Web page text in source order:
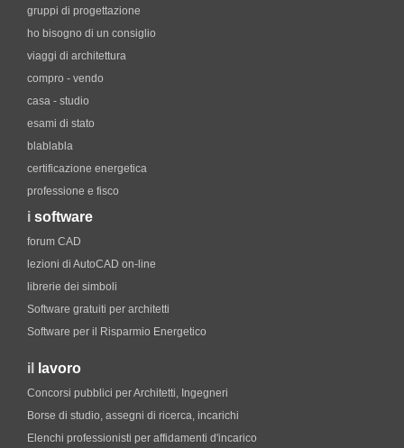
gruppi di progettazione
ho bisogno di un consiglio
viaggi di architettura
compro - vendo
casa - studio
esami di stato
blablabla
certificazione energetica
professione e fisco
i software
forum CAD
lezioni di AutoCAD on-line
librerie dei simboli
Software gratuiti per architetti
Software per il Risparmio Energetico
il lavoro
Concorsi pubblici per Architetti, Ingegneri
Borse di studio, assegni di ricerca, incarichi
Elenchi professionisti per affidamenti d'incarico